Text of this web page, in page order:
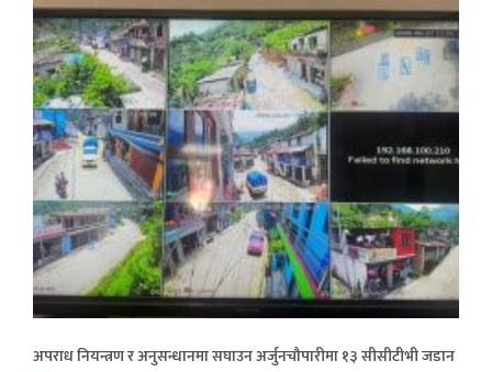
अपराध नियन्त्रण र अनुसन्धानमा सघाउन अर्जुनचौपारीमा १३ सीसीटीभी जडान